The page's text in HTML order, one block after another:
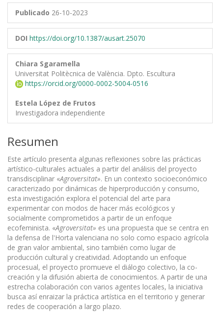
Publicado 26-10-2023
DOI https://doi.org/10.1387/ausart.25070
Chiara Sgaramella
Universitat Politècnica de València. Dpto. Escultura
https://orcid.org/0000-0002-5004-0516
Estela López de Frutos
Investigadora independiente
Resumen
Este artículo presenta algunas reflexiones sobre las prácticas
artístico-culturales actuales a partir del análisis del proyecto
transdisciplinar «Agroversitat». En un contexto socioeconómico
caracterizado por dinámicas de hiperproducción y consumo,
esta investigación explora el potencial del arte para
experimentar con modos de hacer más ecológicos y
socialmente comprometidos a partir de un enfoque
ecofeminista. «Agroversitat» es una propuesta que se centra en
la defensa de l'Horta valenciana no solo como espacio agrícola
de gran valor ambiental, sino también como lugar de
producción cultural y creatividad. Adoptando un enfoque
procesual, el proyecto promueve el diálogo colectivo, la co-
creación y la difusión abierta de conocimientos. A partir de una
estrecha colaboración con varios agentes locales, la iniciativa
busca así enraizar la práctica artística en el territorio y generar
redes de cooperación a largo plazo.